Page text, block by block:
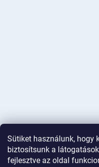
Sütiket használunk, hogy
biztosítsunk a
fejlesztve az oldal